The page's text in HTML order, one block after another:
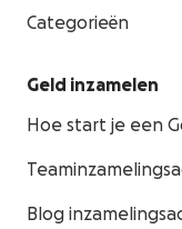
Categorieën
Geld inzamelen
Hoe start je een
Blog